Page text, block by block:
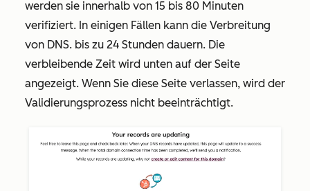
werden sie innerhalb von 15 bis 80 Minuten
verifiziert. In einigen Fällen kann die Verbreitung
von DNS. bis zu 24 Stunden dauern. Die
verbleibende Zeit wird unten auf der Seite
angezeigt. Wenn Sie diese Seite verlassen, wird der
Validierungsprozess nicht beeinträchtigt.